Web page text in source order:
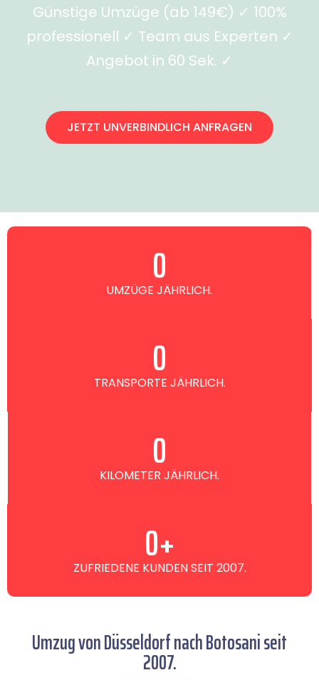
Günstige Umzüge (ab 149€) ✓ 100%
professionell ✓ Team aus Experten ✓
Angebot in 60 Sek. ✓
JETZT UNVERBINDLICH ANFRAGEN
UMZÜGE JÄHRLICH.
0
TRANSPORTE JÄHRLICH.
0
KILOMETER JÄHRLICH.
0
ZUFRIEDENE KUNDEN SEIT 2007.
0+
Umzug von Düsseldorf nach Botosani seit
2007.